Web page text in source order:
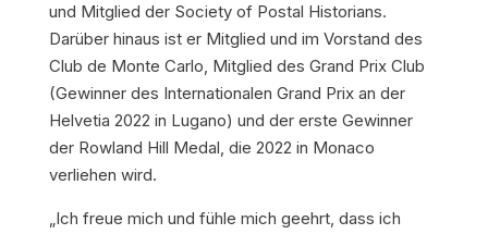
und Mitglied der Society of Postal Historians.
Darüber hinaus ist er Mitglied und im Vorstand des
Club de Monte Carlo, Mitglied des Grand Prix Club
(Gewinner des Internationalen Grand Prix an der
Helvetia 2022 in Lugano) und der erste Gewinner
der Rowland Hill Medal, die 2022 in Monaco
verliehen wird.
„Ich freue mich und fühle mich geehrt, dass ich